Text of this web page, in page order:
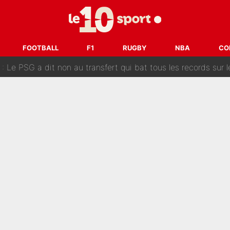
FOOTBALL F1 RUGBY NBA
et va entrer dans une nouvelle dimension :
fait une offre pour recruter un ancien joueur du
: Le PSG a dit non au transfert qui bat tous les records sur